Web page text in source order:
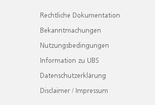
Rechtliche Dokumentation
Bekanntmachungen
Nutzungsbedingungen
Information zu UBS
Datenschutzerklärung
Disclaimer / Impressum